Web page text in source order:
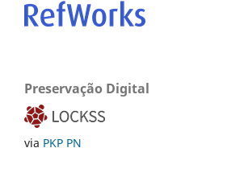
Preservação Digital
via PKP PN